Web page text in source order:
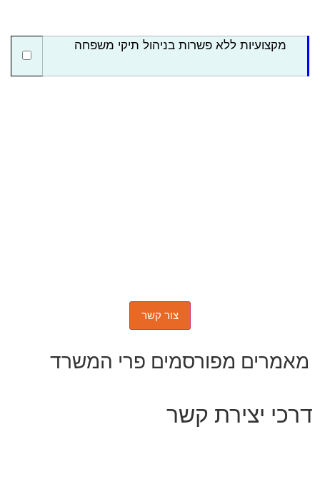
מקצועיות ללא פשרות בניהול תיקי משפחה
מאמרים מפורסמים פרי המשרד
דרכי יצירת קשר